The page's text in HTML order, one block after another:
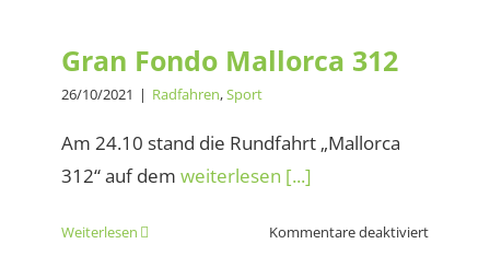
Gran Fondo Mallorca 312
26/10/2021 | Radfahren,Sport
Am 24.10 stand die Rundfahrt „Mallorca
312“ auf dem weiterlesen [...]
Weiterlesen Kommentare deaktiviertfür